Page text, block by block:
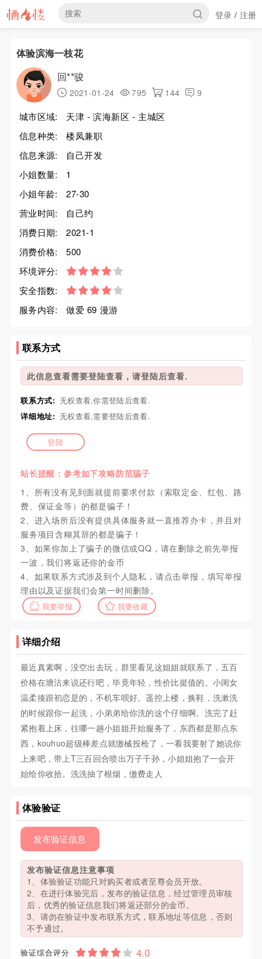
登录 / 注册
体验滨海一枝花
回**骏
2021-01-24 795 144 9
城市区域:
天津 - 滨海新区 - 主城区
信息种类:
楼凤兼职
信息来源:
自己开发
小姐数量:
1
小姐年龄:
27-30
营业时间:
自己约
消费日期:
2021-1
消费价格:
500
环境评分:
安全指数:
服务内容:
做爱 69 漫游
联系方式
此信息查看需要登陆查看，请登陆后查看.
联系方式: 无权查看,你需登陆后查看.
详细地址: 无权查看,需要登陆后查看.
登陆
站长提醒：参考如下攻略防范骗子
1、所有没有见到面就提前要求付款（索取定金、红包、路
费、保证金等）的都是骗子！
2、进入场所后没有提供具体服务就一直推荐办卡，并且对
服务项目含糊其辞的都是骗子！
3、如果你加上了骗子的微信或QQ，请在删除之前先举报
一波，我们将返还你的金币
4、如果联系方式涉及到个人隐私，请点击举报，填写举报
理由以及证据我们会第一时间删除。
我要举报 我要收藏
详细介绍
最近真素啊，没空出去玩，群里看见这姐姐就联系了，五百
价格在塘沽来说还行吧，毕竟年轻，性价比挺值的。小闺女
温柔揍跟初恋是的，不机车呗好。遥控上楼，换鞋，洗漱洗
的时候跟你一起洗，小弟弟给你洗的这个仔细啊。洗完了赶
紧抱着上床，往哪一趟小姐姐开始服务了，东西都是那点东
西，kouhuo超级棒差点就缴械投枪了，一看我要射了她说你
上来吧，带上T三百回合喷出万子千孙，小姐姐抱了一会开
始给你收拾。洗洗抽了根烟，缴费走人
体验验证
发布验证信息
发布验证信息注意事项
1、体验验证功能只对购买者或者至尊会员开放。
2、在进行体验完后，发布的验证信息，经过管理员审核
后，优秀的验证信息我们将返还部分的金币。
3、请勿在验证中发布联系方式，联系地址等信息，否则
不予通过。
验证综合评分